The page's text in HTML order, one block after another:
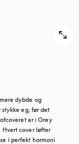
dybde og
eg, før det
er i Grey
Hvert cover løfter
i perfekt harmoni